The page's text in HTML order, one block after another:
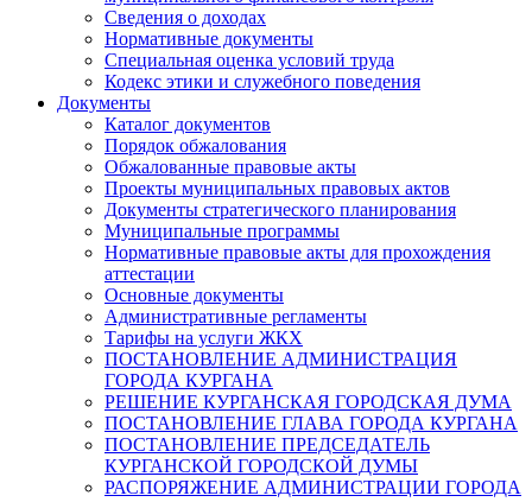
Сведения о доходах
Нормативные документы
Специальная оценка условий труда
Кодекс этики и служебного поведения
Документы
Каталог документов
Порядок обжалования
Обжалованные правовые акты
Проекты муниципальных правовых актов
Документы стратегического планирования
Муниципальные программы
Нормативные правовые акты для прохождения
аттестации
Основные документы
Административные регламенты
Тарифы на услуги ЖКХ
ПОСТАНОВЛЕНИЕ АДМИНИСТРАЦИЯ
ГОРОДА КУРГАНА
РЕШЕНИЕ КУРГАНСКАЯ ГОРОДСКАЯ ДУМА
ПОСТАНОВЛЕНИЕ ГЛАВА ГОРОДА КУРГАНА
ПОСТАНОВЛЕНИЕ ПРЕДСЕДАТЕЛЬ
КУРГАНСКОЙ ГОРОДСКОЙ ДУМЫ
РАСПОРЯЖЕНИЕ АДМИНИСТРАЦИИ ГОРОДА